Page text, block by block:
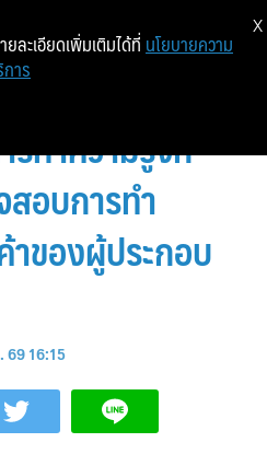
บัติเพื่อเพิ่ม
รทำความรู้จัก
อบการทำ
ของผู้ประกอบ
69 16:15
ละเอียดเพิ่มเติมได้ที่ นโยบายความ
าร
X